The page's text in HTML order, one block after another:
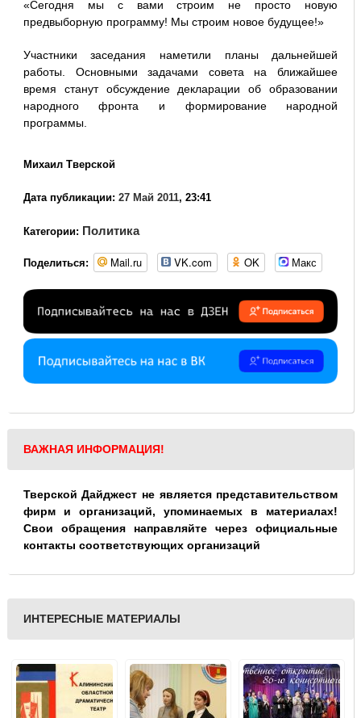
«Сегодня мы с вами строим не просто новую
предвыборную программу! Мы строим новое будущее!»
Участники заседания наметили планы дальнейшей
работы. Основными задачами совета на ближайшее
время станут обсуждение декларации об образовании
народного фронта и формирование народной
программы.
Михаил Тверской
Дата публикации: 27 Май 2011, 23:41
Категории: Политика
Поделиться: Mail.ru VK.com OK Макс
ВАЖНАЯ ИНФОРМАЦИЯ!
Тверской Дайджест не является представительством
фирм и организаций, упоминаемых в материалах!
Свои обращения направляйте через официальные
контакты соответствующих организаций
ИНТЕРЕСНЫЕ МАТЕРИАЛЫ